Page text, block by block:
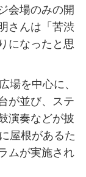
会場のみの開
さんは「苦渋
になったと思
場を中心に、
が並び、ステ
演奏などが披
屋根があるた
ムが実施され